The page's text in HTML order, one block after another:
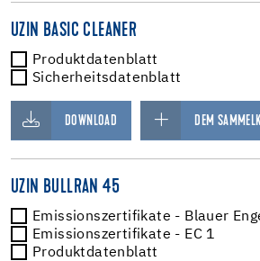
UZIN BASIC CLEANER
Produktdatenblatt
Sicherheitsdatenblatt
DOWNLOAD DEM
UZIN BULLRAN 45
Emissionszertifikate - Blauer
Emissionszertifikate - EC 1
Produktdatenblatt